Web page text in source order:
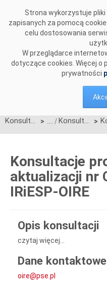
Strona wykorzystuje
zapisanych za pomocą
celu dostosowania
W przeglądarce
dotyczące cookies. Więcej o
prywatności
Konsultacje > Konsultacje zakończone >
Konsultacje
aktualizacji nr
IRiESP-OIRE
Opis konsultacji
czytaj więcej...
Dane kontaktowe
oire@pse.pl